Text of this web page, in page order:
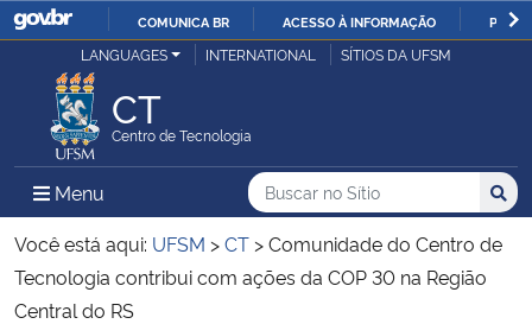
IR
COMUNICA BR ACESSO À INFORMAÇÃO
Ministério da Justiça e Segurança Pública
Ministério da Defesa
Ministério das Relações Exteriores
Ministério da Economia
LANGUAGES INTERNATIONAL SÍTIOS DA UFSM
CT
Centro de Tecnologia
Menu Menu Principal do Sítio
Busca
Buscar no no Sítio
Busca:
Você está aqui: UFSM >CT >Comunidade do Centro de
Tecnologia contribui com ações da COP 30 na Região
Central do RS